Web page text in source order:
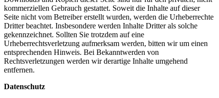
kommerziellen Gebrauch gestattet. Soweit die Inhalte auf dieser
Seite nicht vom Betreiber erstellt wurden, werden die Urheberrechte
Dritter beachtet. Insbesondere werden Inhalte Dritter als solche
gekennzeichnet. Sollten Sie trotzdem auf eine
Urheberrechtsverletzung aufmerksam werden, bitten wir um einen
entsprechenden Hinweis. Bei Bekanntwerden von
Rechtsverletzungen werden wir derartige Inhalte umgehend
entfernen.
Datenschutz